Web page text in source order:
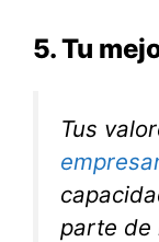
5. Tu
Tus
parte de